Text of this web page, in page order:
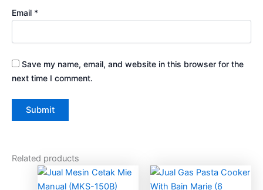
Email *
Save my name, email, and website in this browser for the
next time I comment.
Related products